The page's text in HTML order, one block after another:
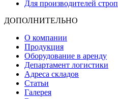
Для производителей строп
ДОПОЛНИТЕЛЬНО
О компании
Продукция
Оборудование в аренду
Департамент логистики
Адреса складов
Статьи
Галерея